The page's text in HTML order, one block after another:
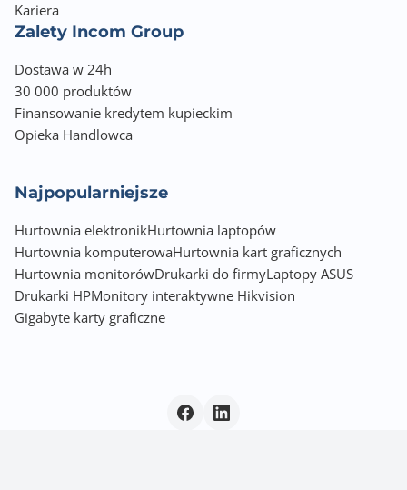
Kariera
Zalety Incom Group
Dostawa w 24h
30 000 produktów
Finansowanie kredytem kupieckim
Opieka Handlowca
Najpopularniejsze
Hurtownia elektronikHurtownia laptopów
Hurtownia komputerowaHurtownia kart graficznych
Hurtownia monitorówDrukarki do firmyLaptopy ASUS
Drukarki HPMonitory interaktywne Hikvision
Gigabyte karty graficzne